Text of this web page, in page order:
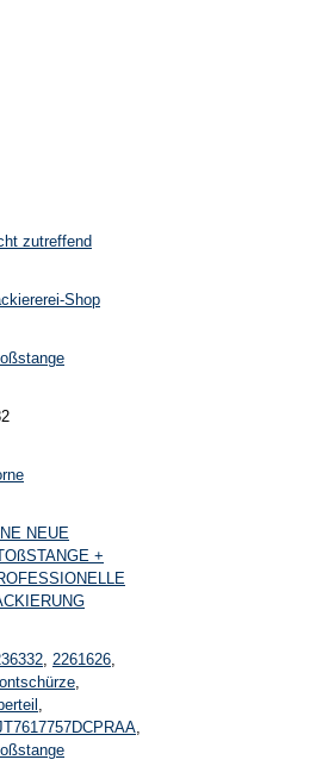
zutreffend
Shop
NEUE
+
, 2261626,
,
,
,